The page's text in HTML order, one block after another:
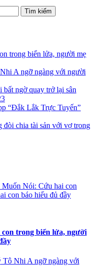
trong biển lửa, người mẹ
A ngỡ ngàng với người
ngờ quay trở lại sân
“Đắk Lắk Trực Tuyến”
chia tài sản với vợ trong
Nói: Cứu hai con
con báo hiếu đủ đầy
trong biển lửa, người
Nhi A ngỡ ngàng với